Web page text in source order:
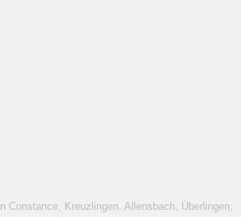
Constance, Kreuzlingen, Allensbach, Überlingen,